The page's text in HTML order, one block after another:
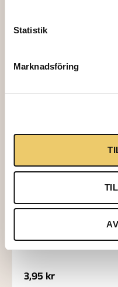
Statistik
Marknadsföring
TALLRIK,
3,95 kr